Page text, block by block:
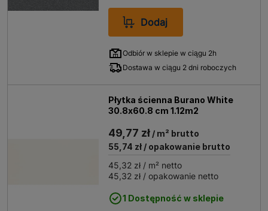
Dodaj
Odbiór w sklepie w ciągu 2h
Dostawa w ciągu 2 dni roboczych
Płytka ścienna Burano White
30.8x60.8 cm 1.12m2
49,77 zł / m² brutto
55,74 zł / opakowanie brutto
45,32 zł / m² netto
45,32 zł / opakowanie netto
1 Dostępność w sklepie